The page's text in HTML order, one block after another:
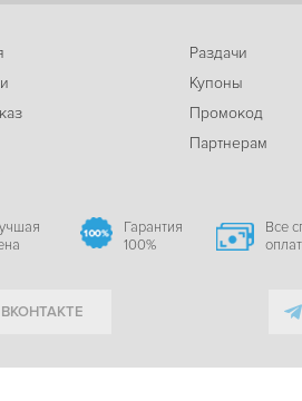
Раздачи
Купоны
Промокод
Партнерам
Гарантия
100%
Все
ВКОНТАКТЕ